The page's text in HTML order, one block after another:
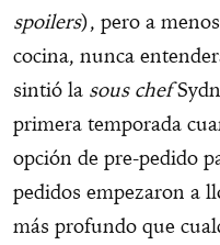
spoilers), pero a
cocina, nunca
sintió la sous chef
primera temporada
opción de pre-pedido
pedidos empezaron a
más profundo que